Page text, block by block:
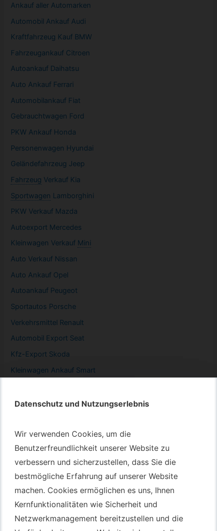
Datenschutz und Nutzungserlebnis
Wir verwenden Cookies, um die
Benutzerfreundlichkeit unserer Website zu
verbessern und sicherzustellen, dass Sie die
bestmögliche Erfahrung auf unserer Website
machen. Cookies ermöglichen es uns, Ihnen
Kernfunktionalitäten wie Sicherheit und
Netzwerkmanagement bereitzustellen und die
Datenschutz und Nutzungserlebnis
Wir verwenden Cookies, um die
Benutzerfreundlichkeit unserer Website zu
verbessern und sicherzustellen, dass Sie die
bestmögliche Erfahrung auf unserer Website
machen. Cookies ermöglichen es uns, Ihnen
Kernfunktionalitäten wie Sicherheit und
Netzwerkmanagement bereitzustellen und die
Ankauf aller Automarken
Automobil Ankauf Audi
Kraftfahrzeug Kauf BMW
Fahrzeugankauf Citroen
Autoankauf Daihatsu
Auto Ankauf Ferrari
Automobilankauf Fiat
Gebrauchtwagen Ford
PKW Ankauf Honda
Personenwagen Hyundai
Geländefahrzeug Jeep
Fahrzeug Verkauf Kia
Sportwagen Lamborghini
PKW Verkauf Mazda
Autoexport Mercedes
Kleinwagen Verkauf Mini
Auto Verkauf Nissan
Auto Ankauf Opel
Autoankauf Peugeot
Sportautos Porsche
Verkehrsmittel Renault
Automobil
Export Seat
Kfz-Export Skoda
Kleinwagen Ankauf Smart
Autotransport Bochum
Autotransport Düsseldorf
Autotransport Essen
Autoexport Gelsenkirchen